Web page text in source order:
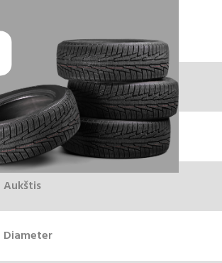
120.00€100.00€
Plotis
Aukštis
Diameter